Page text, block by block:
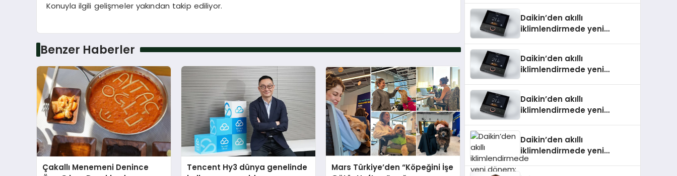
Konuyla ilgili gelişmeler yakından takip ediliyor.
Benzer Haberler
Çakallı Menemeni Denince
Tencent Hy3 dünya genelinde
Mars Türkiye’den “Köpeğini İşe
Daikin’den akıllı
iklimlendirmede yeni
Daikin’den akıllı
iklimlendirmede yeni
Daikin’den akıllı
iklimlendirmede yeni
Daikin’den akıllı
iklimlendirmede yeni
dönem: Madoka Plus